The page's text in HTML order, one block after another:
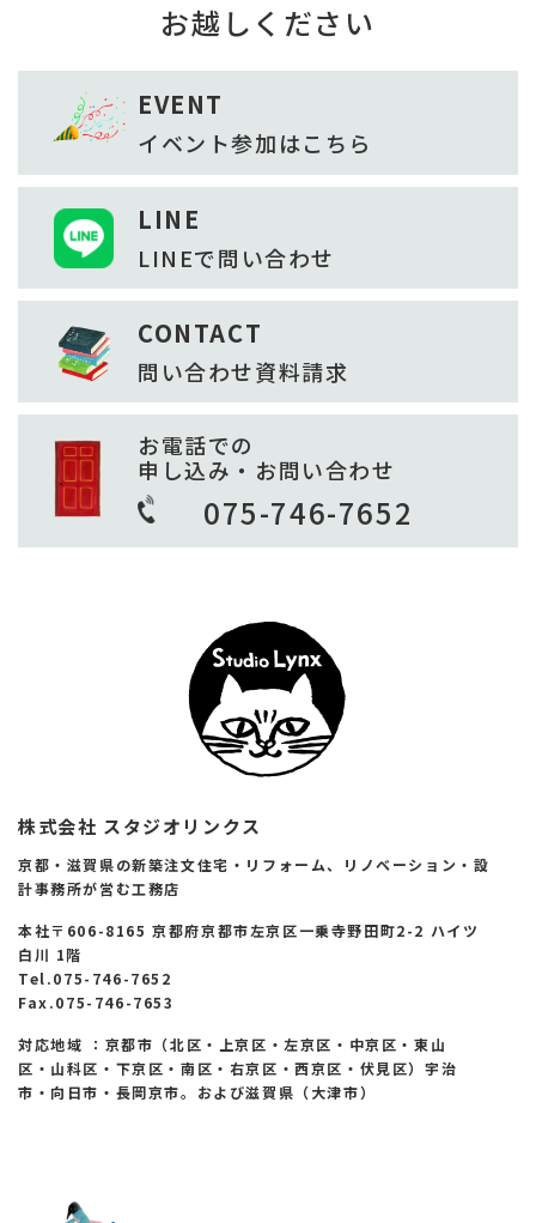
お越しください
EVENT
イベント参加はこちら
LINE
LINEで問い合わせ
CONTACT
問い合わせ資料請求
お電話での
申し込み・お問い合わせ
075-746-7652
株式会社 スタジオリンクス
京都・滋賀県の新築注文住宅・リフォーム、リノベーション・設
計事務所が営む工務店
本社〒606-8165 京都府京都市左京区一乗寺野田町2-2 ハイツ
白川 1階
Tel.075-746-7652
Fax.075-746-7653
対応地域 ：京都市（北区・上京区・左京区・中京区・東山
区・山科区・下京区・南区・右京区・西京区・伏見区）宇治
市・向日市・長岡京市。および滋賀県（大津市）